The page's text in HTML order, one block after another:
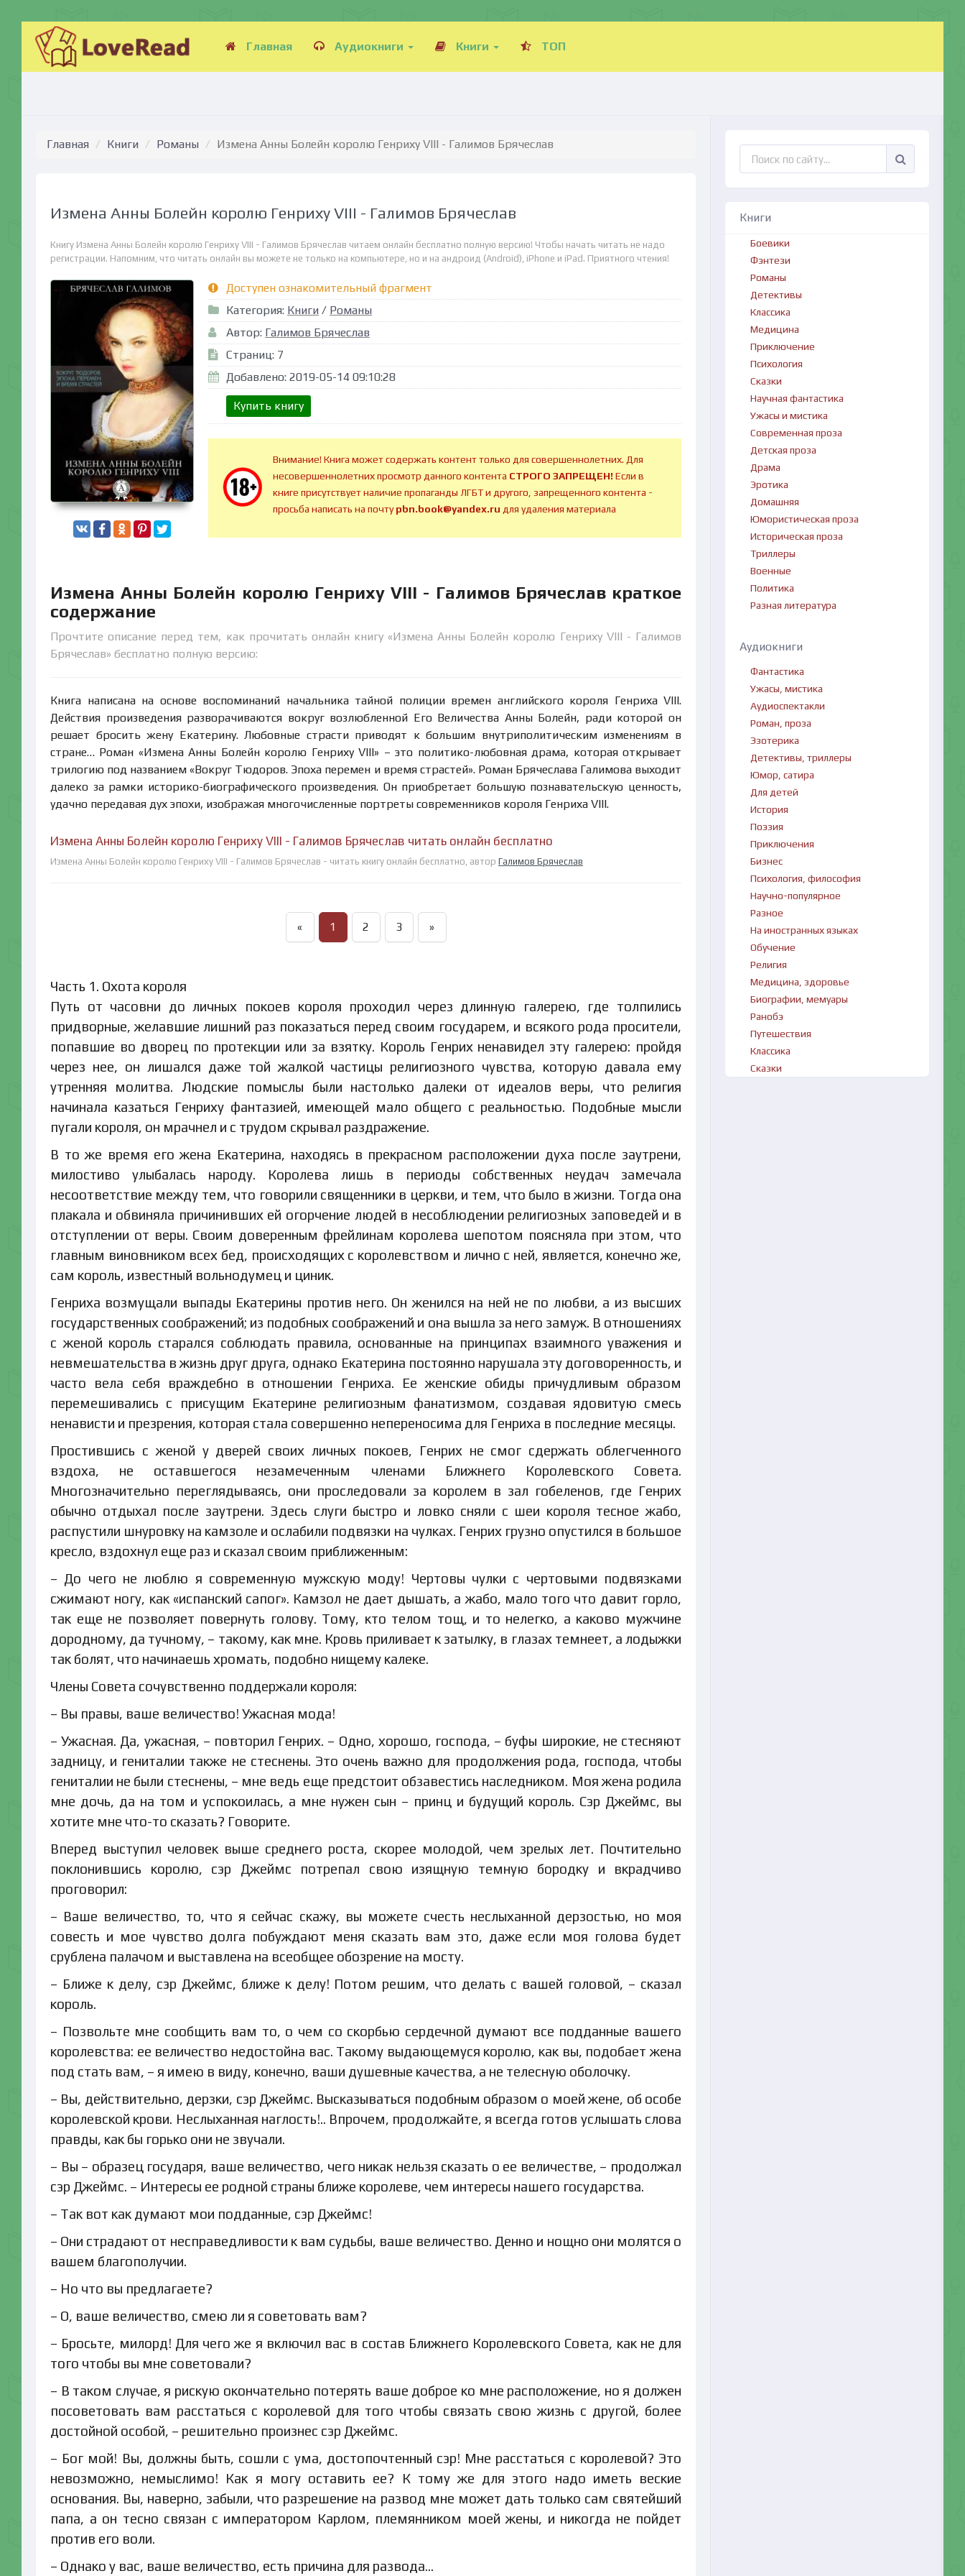
Главная Аудиокниги Книги ТОП
Главная Книги Романы Измена Анны Болейн королю Генриху VIII - Галимов Брячеслав
Измена Анны Болейн королю Генриху VIII - Галимов Брячеслав
Книгу Измена Анны Болейн королю Генриху VIII - Галимов Брячеслав читаем онлайн бесплатно полную версию! Чтобы начать читать не надо
регистрации. Напомним, что читать онлайн вы можете не только на компьютере, но и на андроид (Android), iPhone и iPad. Приятного чтения!
Доступен ознакомительный фрагмент
Категория: Книги / Романы
Автор: Галимов Брячеслав
Страниц: 7
Добавлено: 2019-05-14 09:10:28
Купить книгу
Внимание! Книга может содержать контент только для совершеннолетних. Для
несовершеннолетних просмотр данного контента СТРОГО ЗАПРЕЩЕН!Если в
книге присутствует наличие пропаганды ЛГБТ и другого, запрещенного контента -
просьба написать на почтуpbn.book@yandex.ru для удаления материала
Измена Анны Болейн королю Генриху VIII - Галимов Брячеслав краткое
содержание
Прочтите описание перед тем, как прочитать онлайн книгу «Измена Анны Болейн королю Генриху VIII - Галимов
Брячеслав» бесплатно полную версию:
Книга написана на основе воспоминаний начальника тайной полиции времен английского короля Генриха VIII.
Действия произведения разворачиваются вокруг возлюбленной Его Величества Анны Болейн, ради которой он
решает бросить жену Екатерину. Любовные страсти приводят к большим внутриполитическим изменениям в
стране… Роман «Измена Анны Болейн королю Генриху VIII» – это политико-любовная драма, которая открывает
трилогию под названием «Вокруг Тюдоров. Эпоха перемен и время страстей». Роман Брячеслава Галимова выходит
далеко за рамки историко-биографического произведения. Он приобретает большую познавательскую ценность,
удачно передавая дух эпохи, изображая многочисленные портреты современников короля Генриха VIII.
Измена Анны Болейн королю Генриху VIII - Галимов Брячеслав читать онлайн бесплатно
Измена Анны Болейн королю Генриху VIII - Галимов Брячеслав - читать книгу онлайн бесплатно, автор Галимов Брячеслав
« 1 2 3 »
Часть 1. Охота короля
Путь от часовни до личных покоев короля проходил через длинную галерею, где толпились
придворные, желавшие лишний раз показаться перед своим государем, и всякого рода просители,
попавшие во дворец по протекции или за взятку. Король Генрих ненавидел эту галерею: пройдя
через нее, он лишался даже той жалкой частицы религиозного чувства, которую давала ему
утренняя молитва. Людские помыслы были настолько далеки от идеалов веры, что религия
начинала казаться Генриху фантазией, имеющей мало общего с реальностью. Подобные мысли
пугали короля, он мрачнел и с трудом скрывал раздражение.
В то же время его жена Екатерина, находясь в прекрасном расположении духа после заутрени,
милостиво улыбалась народу. Королева лишь в периоды собственных неудач замечала
несоответствие между тем, что говорили священники в церкви, и тем, что было в жизни. Тогда она
плакала и обвиняла причинивших ей огорчение людей в несоблюдении религиозных заповедей и в
отступлении от веры. Своим доверенным фрейлинам королева шепотом поясняла при этом, что
главным виновником всех бед, происходящих с королевством и лично с ней, является, конечно же,
сам король, известный вольнодумец и циник.
Генриха возмущали выпады Екатерины против него. Он женился на ней не по любви, а из высших
государственных соображений; из подобных соображений и она вышла за него замуж. В отношениях
с женой король старался соблюдать правила, основанные на принципах взаимного уважения и
невмешательства в жизнь друг друга, однако Екатерина постоянно нарушала эту договоренность, и
часто вела себя враждебно в отношении Генриха. Ее женские обиды причудливым образом
перемешивались с присущим Екатерине религиозным фанатизмом, создавая ядовитую смесь
ненависти и презрения, которая стала совершенно непереносима для Генриха в последние месяцы.
Простившись с женой у дверей своих личных покоев, Генрих не смог сдержать облегченного
вздоха, не оставшегося незамеченным членами Ближнего Королевского Совета.
Многозначительно переглядываясь, они проследовали за королем в зал гобеленов, где Генрих
обычно отдыхал после заутрени. Здесь слуги быстро и ловко сняли с шеи короля тесное жабо,
распустили шнуровку на камзоле и ослабили подвязки на чулках. Генрих грузно опустился в большое
кресло, вздохнул еще раз и сказал своим приближенным:
– До чего не люблю я современную мужскую моду! Чертовы чулки с чертовыми подвязками
сжимают ногу, как «испанский сапог». Камзол не дает дышать, а жабо, мало того что давит горло,
так еще не позволяет повернуть голову. Тому, кто телом тощ, и то нелегко, а каково мужчине
дородному, да тучному, – такому, как мне. Кровь приливает к затылку, в глазах темнеет, а лодыжки
так болят, что начинаешь хромать, подобно нищему калеке.
Члены Совета сочувственно поддержали короля:
– Вы правы, ваше величество! Ужасная мода!
– Ужасная. Да, ужасная, – повторил Генрих. – Одно, хорошо, господа, – буфы широкие, не стесняют
задницу, и гениталии также не стеснены. Это очень важно для продолжения рода, господа, чтобы
гениталии не были стеснены, – мне ведь еще предстоит обзавестись наследником. Моя жена родила
мне дочь, да на том и успокоилась, а мне нужен сын – принц и будущий король. Сэр Джеймс, вы
хотите мне что-то сказать? Говорите.
Вперед выступил человек выше среднего роста, скорее молодой, чем зрелых лет. Почтительно
поклонившись королю, сэр Джеймс потрепал свою изящную темную бородку и вкрадчиво
проговорил:
– Ваше величество, то, что я сейчас скажу, вы можете счесть неслыханной дерзостью, но моя
совесть и мое чувство долга побуждают меня сказать вам это, даже если моя голова будет
срублена палачом и выставлена на всеобщее обозрение на мосту.
– Ближе к делу, сэр Джеймс, ближе к делу! Потом решим, что делать с вашей головой, – сказал
король.
– Позвольте мне сообщить вам то, о чем со скорбью сердечной думают все подданные вашего
королевства: ее величество недостойна вас. Такому выдающемуся королю, как вы, подобает жена
под стать вам, – я имею в виду, конечно, ваши душевные качества, а не телесную оболочку.
– Вы, действительно, дерзки, сэр Джеймс. Высказываться подобным образом о моей жене, об особе
королевской крови. Неслыханная наглость!.. Впрочем, продолжайте, я всегда готов услышать слова
правды, как бы горько они не звучали.
– Вы – образец государя, ваше величество, чего никак нельзя сказать о ее величестве, – продолжал
сэр Джеймс. – Интересы ее родной страны ближе королеве, чем интересы нашего государства.
– Так вот как думают мои подданные, сэр Джеймс!
– Они страдают от несправедливости к вам судьбы, ваше величество. Денно и нощно они молятся о
вашем благополучии.
– Но что вы предлагаете?
– О, ваше величество, смею ли я советовать вам?
– Бросьте, милорд! Для чего же я включил вас в состав Ближнего Королевского Совета, как не для
того чтобы вы мне советовали?
– В таком случае, я рискую окончательно потерять ваше доброе ко мне расположение, но я должен
посоветовать вам расстаться с королевой для того чтобы связать свою жизнь с другой, более
достойной особой, – решительно произнес сэр Джеймс.
– Бог мой! Вы, должны быть, сошли с ума, достопочтенный сэр! Мне расстаться с королевой? Это
невозможно, немыслимо! Как я могу оставить ее? К тому же для этого надо иметь веские
основания. Вы, наверно, забыли, что разрешение на развод мне может дать только сам святейший
папа, а он тесно связан с императором Карлом, племянником моей жены, и никогда не пойдет
против его воли.
– Однако у вас, ваше величество, есть причина для развода…
Книги
Боевики
Фэнтези
Романы
Детективы
Классика
Медицина
Приключение
Психология
Сказки
Научная фантастика
Ужасы и мистика
Современная проза
Детская проза
Драма
Эротика
Домашняя
Юмористическая проза
Историческая проза
Триллеры
Военные
Политика
Разная литература
Аудиокниги
Фантастика
Ужасы, мистика
Аудиоспектакли
Роман, проза
Эзотерика
Детективы, триллеры
Юмор, сатира
Для детей
История
Поэзия
Приключения
Бизнес
Психология, философия
Научно-популярное
Разное
На иностранных языках
Обучение
Религия
Медицина, здоровье
Биографии, мемуары
Ранобэ
Путешествия
Классика
Сказки